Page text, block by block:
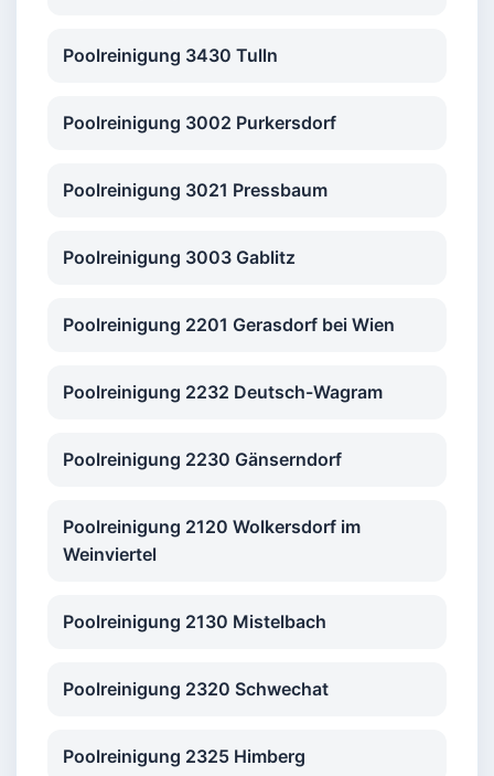
Poolreinigung 3430 Tulln
Poolreinigung 3002 Purkersdorf
Poolreinigung 3021 Pressbaum
Poolreinigung 3003 Gablitz
Poolreinigung 2201 Gerasdorf bei Wien
Poolreinigung 2232 Deutsch-Wagram
Poolreinigung 2230 Gänserndorf
Poolreinigung 2120 Wolkersdorf im
Weinviertel
Poolreinigung 2130 Mistelbach
Poolreinigung 2320 Schwechat
Poolreinigung 2325 Himberg